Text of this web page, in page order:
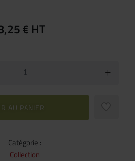
€ HT
AU PANIER
Catégorie :
Collection